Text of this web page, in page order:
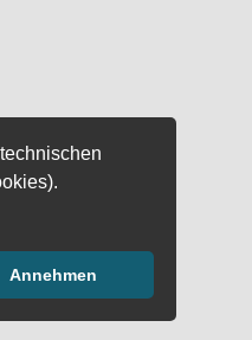
Annehmen